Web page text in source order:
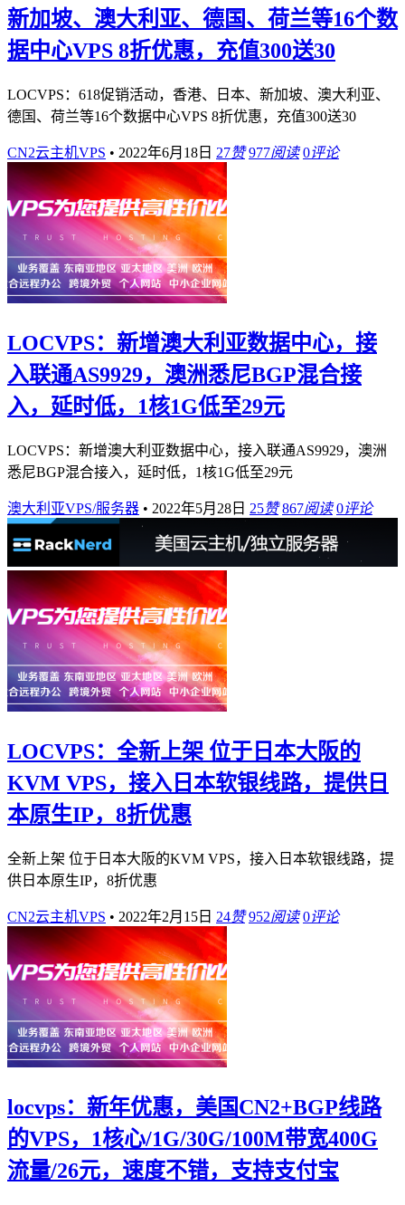
新加坡、澳大利亚、德国、荷兰等16个数
据中心VPS 8折优惠，充值300送30
LOCVPS：618促销活动，香港、日本、新加坡、澳大利亚、
德国、荷兰等16个数据中心VPS 8折优惠，充值300送30
CN2云主机VPS • 2022年6月18日 27赞 977阅读 0评论
LOCVPS：新增澳大利亚数据中心，接
入联通AS9929，澳洲悉尼BGP混合接
入，延时低，1核1G低至29元
LOCVPS：新增澳大利亚数据中心，接入联通AS9929，澳洲
悉尼BGP混合接入，延时低，1核1G低至29元
澳大利亚VPS/服务器 • 2022年5月28日 25赞 867阅读 0评论
LOCVPS：全新上架 位于日本大阪的
KVM VPS，接入日本软银线路，提供日
本原生IP，8折优惠
全新上架 位于日本大阪的KVM VPS，接入日本软银线路，提
供日本原生IP，8折优惠
CN2云主机VPS • 2022年2月15日 24赞 952阅读 0评论
locvps：新年优惠，美国CN2+BGP线路
的VPS，1核心/1G/30G/100M带宽400G
流量/26元，速度不错，支持支付宝